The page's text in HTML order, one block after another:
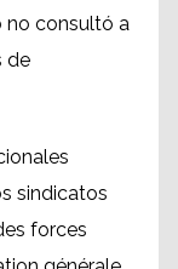
no consultó a
de
sindicatos
forces